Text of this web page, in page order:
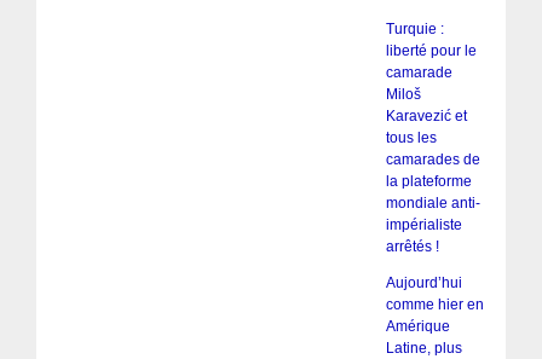
Turquie :
liberté pour le
camarade
Miloš
Karavezić et
tous les
camarades de
la plateforme
mondiale anti-
impérialiste
arrêtés !
Aujourd’hui
comme hier en
Amérique
Latine, plus